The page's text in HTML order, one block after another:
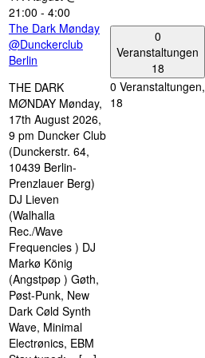
21:00 - 4:00
The Dark Mønday
@Dunckerclub
Berlin
THE DARK
MØNDAY Mønday,
17th August 2026,
9 pm Duncker Club
(Dunckerstr. 64,
10439 Berlin-
Prenzlauer Berg)
DJ Lieven
(Walhalla
Rec./Wave
Frequencies ) DJ
Markø König
(Angstpøp ) Gøth,
Pøst-Punk, New
Dark Cøld Synth
Wave, Minimal
Electrønics, EBM
0
Veranstaltungen
18
0 Veranstaltungen,
18